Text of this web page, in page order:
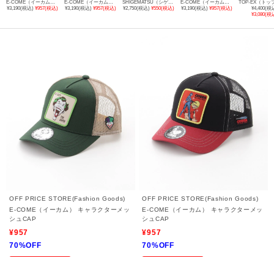
¥3,190(税込) ¥957(税込)
¥3,190(税込) ¥957(税込)
¥2,750(税込) ¥550(税込)
¥3,190(税込) ¥957(税込)
¥4,400(税
¥3,080(税
OFF PRICE STORE(Fashion Goods)
E-COME（イーカム） キャラクターメッ
シュCAP
¥957
70%OFF
OFF PRICE STORE(Fashion Goods)
E-COME（イーカム） キャラクターメッ
シュCAP
¥957
70%OFF